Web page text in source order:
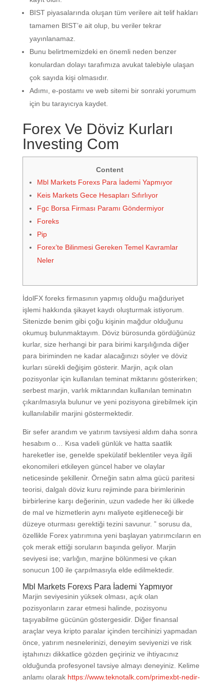
BIST piyasalarında oluşan tüm verilere ait telif hakları
tamamen BIST’e ait olup, bu veriler tekrar
yayınlanamaz.
Bunu belirtmemizdeki en önemli neden benzer
konulardan dolayı tarafımıza avukat talebiyle ulaşan
çok sayıda kişi olmasıdır.
Adımı, e-postamı ve web sitemi bir sonraki yorumum
için bu tarayıcıya kaydet.
Forex Ve Döviz Kurları
Investing Com
Content
Mbl Markets Forexs Para İademi Yapmıyor
Keis Markets Gece Hesapları Sıfırlıyor
Fgc Borsa Firması Paramı Göndermiyor
Foreks
Pip
Forex’te Bilinmesi Gereken Temel Kavramlar
Neler
İdolFX foreks firmasının yapmış olduğu mağduriyet
işlemi hakkında şikayet kaydı oluşturmak istiyorum.
Sitenizde benim gibi çoğu kişinin mağdur olduğunu
okumuş bulunmaktayım. Döviz bürosunda gördüğünüz
kurlar, size herhangi bir para birimi karşılığında diğer
para biriminden ne kadar alacağınızı söyler ve döviz
kurları sürekli değişim gösterir. Marjin, açık olan
pozisyonlar için kullanılan teminat miktarını gösterirken;
serbest marjin, varlık miktarından kullanılan teminatın
çıkarılmasıyla bulunur ve yeni pozisyona girebilmek için
kullanılabilir marjini göstermektedir.
Bir sefer arandım ve yatırım tavsiyesi aldım daha sonra
hesabım o… Kısa vadeli günlük ve hatta saatlik
hareketler ise, genelde spekülatif beklentiler veya ilgili
ekonomileri etkileyen güncel haber ve olaylar
neticesinde şekillenir. Örneğin satın alma gücü paritesi
teorisi, dalgalı döviz kuru rejiminde para birimlerinin
birbirlerine karşı değerinin, uzun vadede her iki ülkede
de mal ve hizmetlerin aynı maliyete eşitleneceği bir
düzeye oturması gerektiği tezini savunur. ” sorusu da,
özellikle Forex yatırımına yeni başlayan yatırımcıların en
çok merak ettiği soruların başında geliyor. Marjin
seviyesi ise; varlığın, marjine bölünmesi ve çıkan
sonucun 100 ile çarpılmasıyla elde edilmektedir.
Mbl Markets Forexs Para İademi Yapmıyor
Marjin seviyesinin yüksek olması, açık olan
pozisyonların zarar etmesi halinde, pozisyonu
taşıyabilme gücünün göstergesidir. Diğer finansal
araçlar veya kripto paralar içinden tercihinizi yapmadan
önce, yatırım nesnelerinizi, deneyim seviyenizi ve risk
iştahınızı dikkatlice gözden geçiriniz ve ihtiyacınız
olduğunda profesyonel tavsiye almayı deneyiniz. Kelime
anlamı olarak https://www.teknotalk.com/primexbt-nedir-